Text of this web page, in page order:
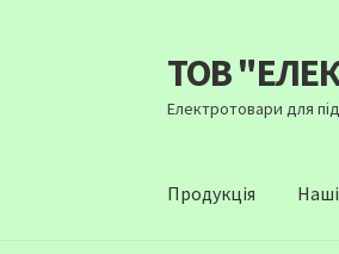
Перейти
до
навігації
Перейти
до
вмісту
ТОВ
Електротовари для
Продукція Наші